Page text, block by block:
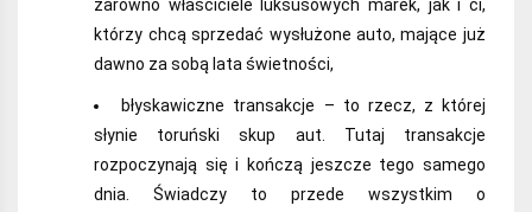
zarówno właściciele luksusowych marek, jak i ci,
którzy chcą sprzedać wysłużone auto, mające już
dawno za sobą lata świetności,
błyskawiczne transakcje – to rzecz, z której
słynie toruński skup aut. Tutaj transakcje
rozpoczynają się i kończą jeszcze tego samego
dnia. Świadczy to przede wszystkim o